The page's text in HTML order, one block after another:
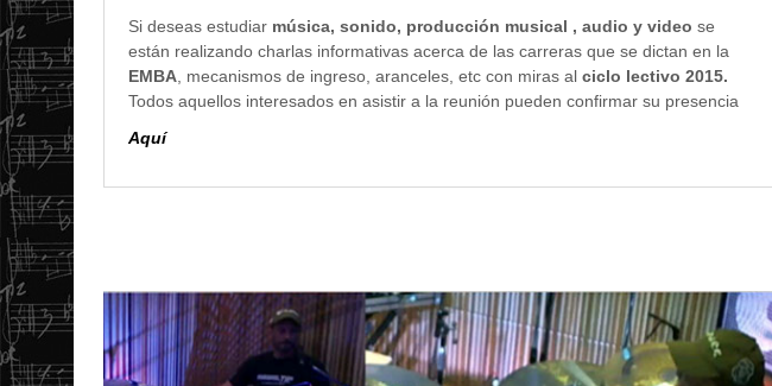
Si deseas estudiar música, sonido, producción musical , audio y video se
están realizando charlas informativas acerca de las carreras que se dictan en la
EMBA , mecanismos de ingreso, aranceles, etc con miras al ciclo lectivo 2015.
Todos aquellos interesados en asistir a la reunión pueden confirmar su presencia
Aquí